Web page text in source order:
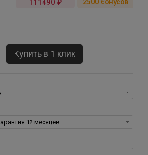
2500 бонусов
111490 ₽
Купить в 1 клик
для iOS: